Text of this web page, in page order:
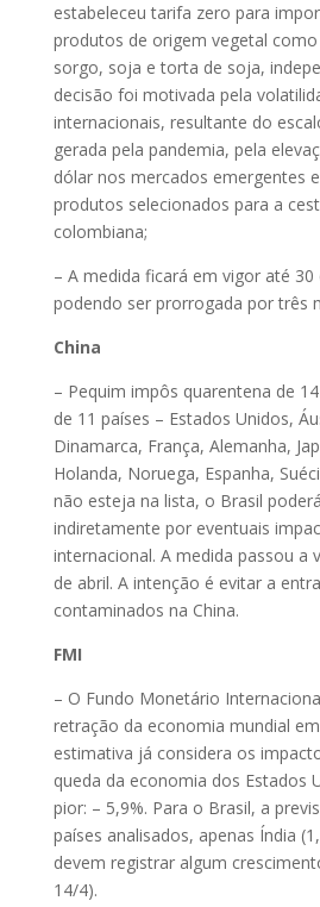
estabeleceu tarifa zero para
produtos de origem vegetal
sorgo, soja e torta de soja,
decisão foi motivada pela
internacionais, resultante do
gerada pela pandemia, pela
dólar nos mercados emergentes
produtos selecionados para a
colombiana;
– A medida ficará em vigor até
podendo ser prorrogada por três
China
– Pequim impôs quarentena de
de 11 países – Estados Unidos,
Dinamarca, França, Alemanha,
Holanda, Noruega, Espanha,
não esteja na lista, o Brasil
indiretamente por eventuais
internacional. A medida passou a
de abril. A intenção é evitar a
contaminados na China.
FMI
– O Fundo Monetário
retração da economia mundial
estimativa já considera os
queda da economia dos Estados
pior: – 5,9%. Para o Brasil, a
países analisados, apenas Índia
devem registrar algum
14/4).